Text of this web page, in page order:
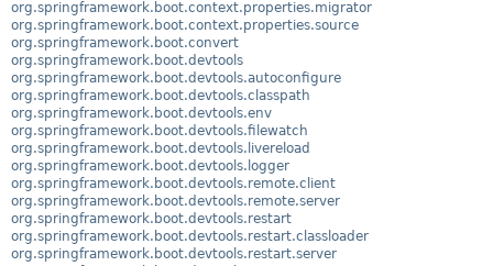
org.springframework.boot.context.properties.migrator
org.springframework.boot.context.properties.source
org.springframework.boot.convert
org.springframework.boot.devtools
org.springframework.boot.devtools.autoconfigure
org.springframework.boot.devtools.classpath
org.springframework.boot.devtools.env
org.springframework.boot.devtools.filewatch
org.springframework.boot.devtools.livereload
org.springframework.boot.devtools.logger
org.springframework.boot.devtools.remote.client
org.springframework.boot.devtools.remote.server
org.springframework.boot.devtools.restart
org.springframework.boot.devtools.restart.classloader
org.springframework.boot.devtools.restart.server